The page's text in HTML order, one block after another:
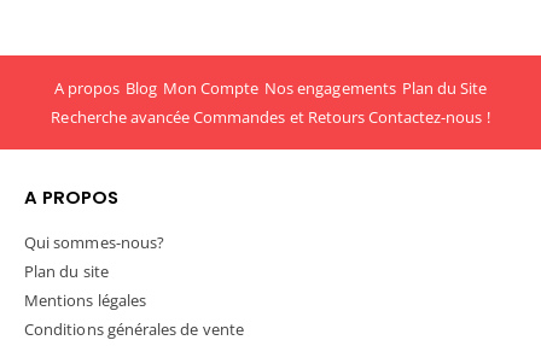
A propos Blog Mon Compte Nos engagements Plan du Site
Recherche avancéeCommandes et RetoursContactez-nous !
A PROPOS
Qui sommes-nous?
Plan du site
Mentions légales
Conditions générales de vente